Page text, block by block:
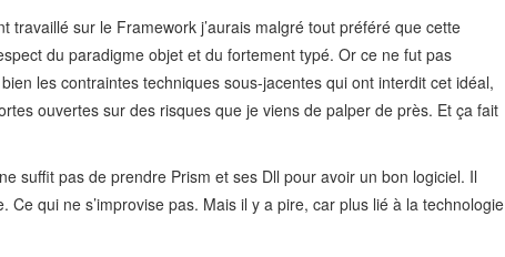
travaillé sur le Framework j’aurais malgré tout préféré que cette
du paradigme objet et du fortement typé. Or ce ne fut pas
les contraintes techniques sous-jacentes qui ont interdit cet idéal,
ouvertes sur des risques que je viens de palper de près. Et ça fait
suffit pas de prendre Prism et ses Dll pour avoir un bon logiciel. Il
qui ne s’improvise pas. Mais il y a pire, car plus lié à la technologie